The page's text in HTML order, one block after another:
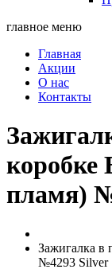
главное меню
Главная
Акции
О нас
Контакты
коробке
пламя)
Зажигалка в
№4293 Silver